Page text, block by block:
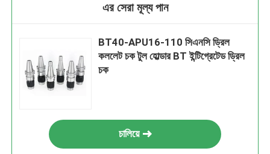
এর সেরা মূল্য পান
BT40-APU16-110 সিএনসি ড্রিল
কললেট চক টুল হোল্ডার BT ইন্টিগ্রেটেড ড্রিল
চক
চালিয়ে